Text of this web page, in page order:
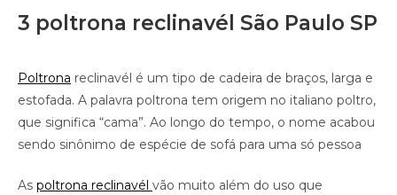
3 poltrona reclinavél São Paulo SP
Poltrona reclinavél é um tipo de cadeira de braços, larga e
estofada. A palavra poltrona tem origem no italiano poltro,
que significa “cama”. Ao longo do tempo, o nome acabou
sendo sinônimo de espécie de sofá para uma só pessoa
As poltrona reclinavél vão muito além do uso que